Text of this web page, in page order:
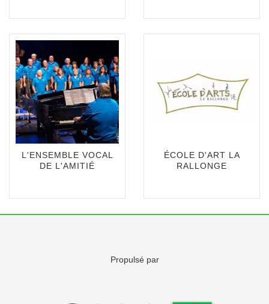
L'ENSEMBLE VOCAL
DE L'AMITIÉ
ÉCOLE D'ART LA
RALLONGE
Propulsé par